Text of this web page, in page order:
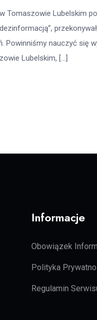
Tomaszowie Lubelskim
nauczyć się
Lubelskim, […]
Informacje
Obowiązek
Polityka
Regulamin